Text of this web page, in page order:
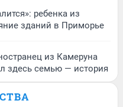
ребенка из
зданий в Приморье
из Камеруна
здесь семью — история